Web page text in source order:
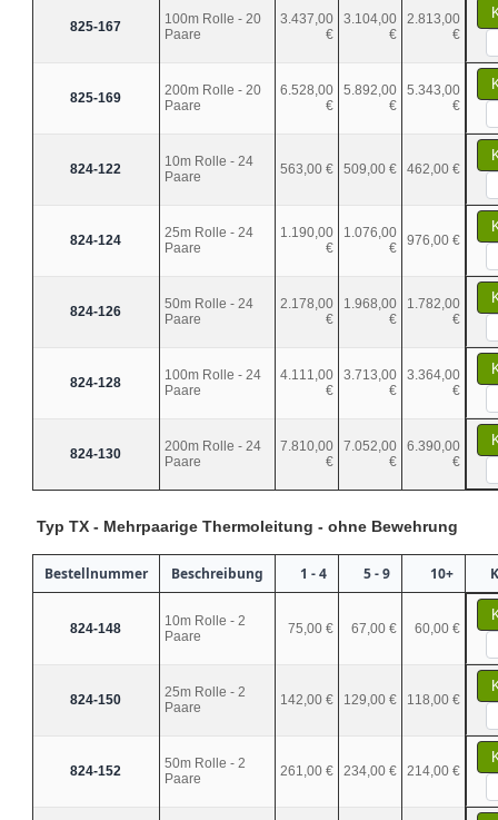
825-167
100m Rolle - 20
Paare
3.437,00
€
3.104,00
€
2.813,00
€
825-169
200m Rolle - 20
Paare
6.528,00
€
5.892,00
€
5.343,00
€
824-122
10m Rolle - 24
Paare
563,00 € 509,00 € 462,00 €
824-124
25m Rolle - 24
Paare
1.190,00
€
1.076,00
€
976,00 €
824-126
50m Rolle - 24
Paare
2.178,00
€
1.968,00
€
1.782,00
€
824-128
100m Rolle - 24
Paare
4.111,00
€
3.713,00
€
3.364,00
€
824-130
200m Rolle - 24
Paare
7.810,00
€
7.052,00
€
6.390,00
€
Typ TX - Mehrpaarige Thermoleitung - ohne Bewehrung
Bestellnummer Beschreibung 1 - 4 5 - 9 10+
824-148
10m Rolle - 2
Paare
75,00 € 67,00 € 60,00 €
824-150
25m Rolle - 2
Paare
142,00 € 129,00 € 118,00 €
824-152
50m Rolle - 2
Paare
261,00 € 234,00 € 214,00 €